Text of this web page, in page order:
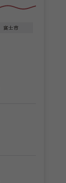
富士市